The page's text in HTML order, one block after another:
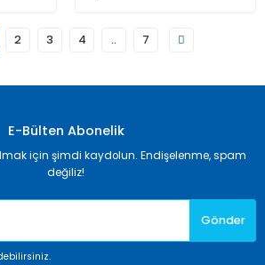
2 3 4 .. 7
E-Bülten Abonelik
için şimdi kaydolun. Endişelenme, spam
değiliz!
Gönder